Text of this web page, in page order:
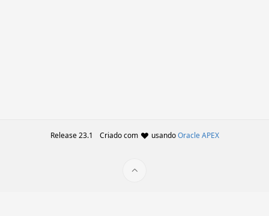
Release 23.1 Criado com usandoOracle APEX